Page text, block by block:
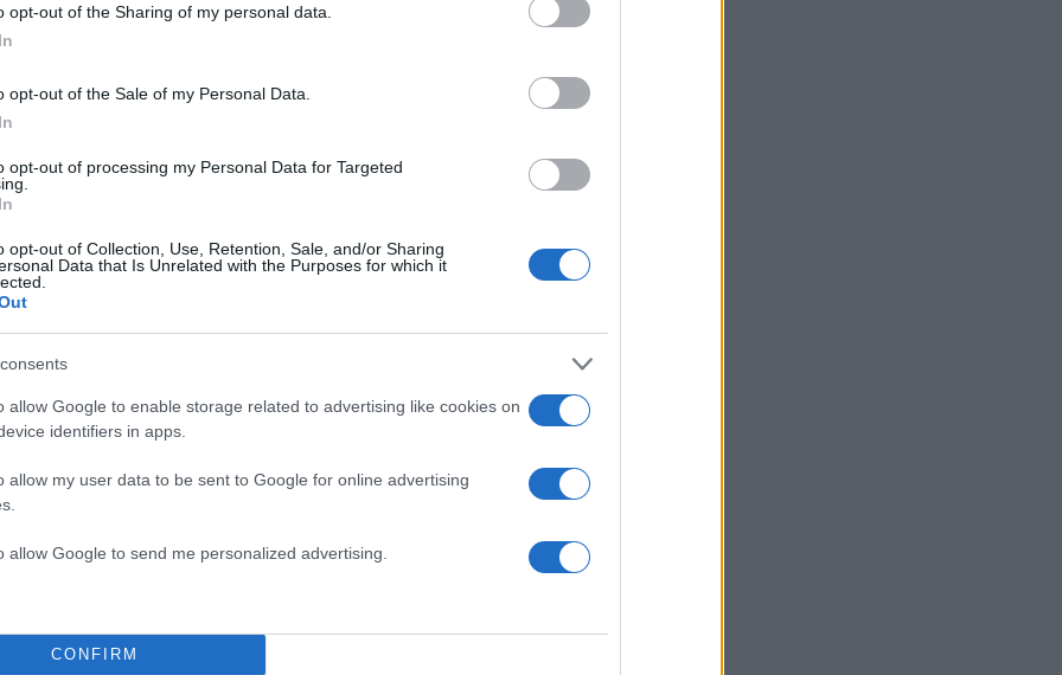
opt-out of the Sharing of my personal data.
opt-out of the Sale of my Personal Data.
opt-out of processing my Personal Data for Targeted
opt-out of Collection, Use, Retention, Sale, and/or Sharing
Data that Is Unrelated with the Purposes for which it
allow Google to enable storage related to advertising like cookies on
identifiers in apps.
allow my user data to be sent to Google for online advertising
allow Google to send me personalized advertising.
CONFIRM
λάδι κομμένες σε
νερό
της συσκευασίας